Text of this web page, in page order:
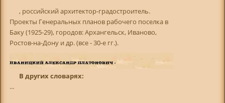
, российский архитектор-градостроитель.
Проекты Генеральных планов рабочего поселка в
Баку (1925-29), городов: Архангельск, Иваново,
Ростов-на-Дону и др. (все - 30-е гг.).
В других словарях:
...